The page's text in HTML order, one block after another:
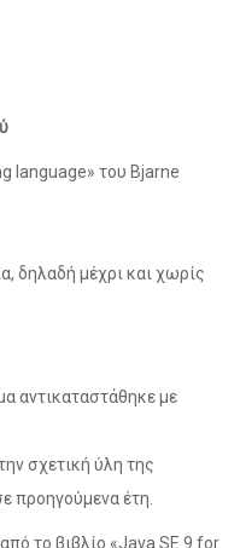
language» του Bjarne
δηλαδή μέχρι και χωρίς
αντικαταστάθηκε με
σχετική ύλη της
προηγούμενα έτη.
το βιβλίο «Java SE 9 for